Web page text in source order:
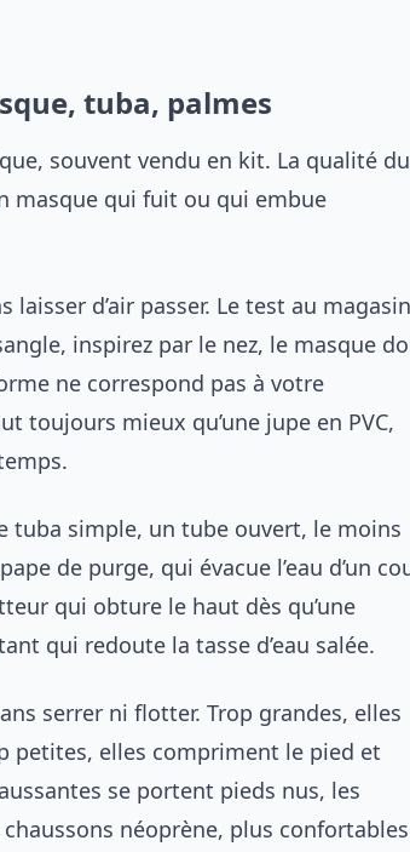
tuba, palmes
souvent vendu en kit. La qualité du
masque qui fuit ou qui embue
d’air passer. Le test au
inspirez par le nez, le masque
ne correspond pas à votre
toujours mieux qu’une jupe en PVC,
tuba simple, un tube ouvert, le moins
de purge, qui évacue l’eau d’un
qui obture le haut dès qu’une
qui redoute la tasse d’eau salée.
serrer ni flotter. Trop grandes, elles
petites, elles compriment le pied et
se portent pieds nus, les
néoprène, plus confortables